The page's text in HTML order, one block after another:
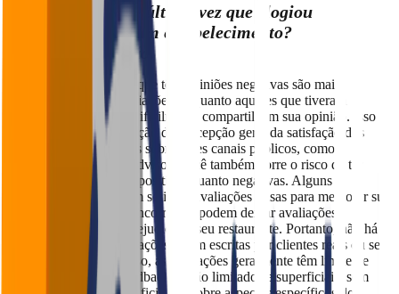
Você se lembra da última vez que elogiou
publicamente algum estabelecimento?
Provavelmente não.
Isso porque as pessoas que têm opiniões negativas são mais
propensas a deixar avaliações, enquanto aqueles que tiveram
experiências positivas dificilmente compartilham sua opinião. Isso
pode levar a uma distorção da percepção geral da satisfação dos
clientes quando falamos sobre esses canais públicos, como o
Google, IFood e TripAdvisor. Você também corre o risco de ter
avaliações falsas, tanto positivas quanto negativas. Alguns
estabelecimentos podem solicitar avaliações falsas para melhorar sua
reputação, enquanto concorrentes podem deixar avaliações
negativas falsas para prejudicar o seu restaurante. Portanto, não há
garantia de que as avaliações foram escritas por clientes reais ou se
foram falsas. Além disso, as avaliações geralmente têm limite de
caracteres, então os feedbacks serão limitados e superficiais, sem